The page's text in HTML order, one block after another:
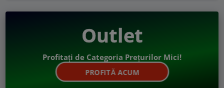
Outlet
Profitați de Categoria Prețurilor Mici!
PROFITĂ ACUM